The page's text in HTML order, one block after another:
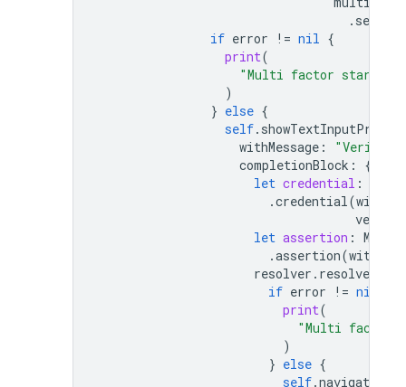
. session
if error != nil {
print(
"Multi factor start
)
} else {
self. showTextInputPrompt
withMessage :
completionBlock : {
let credential :
.credential(
let assertion :
.assertion(with
resolver .
if error != nil
print(
"Multi factor
)
} else {
self.